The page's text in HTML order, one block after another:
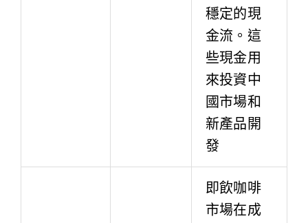
穩定的現
金流。這
些現金用
來投資中
國市場和
新產品開
發
即飲咖啡
市場在成